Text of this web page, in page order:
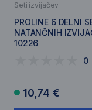
Seti izvijačev
PROLINE 6 DELNI
NATANČNIH
10226
0
10,74 €